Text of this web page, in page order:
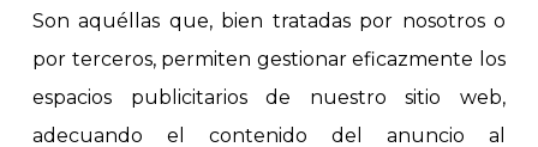
Son aquéllas que, bien tratadas por nosotros o
por terceros, permiten gestionar eficazmente los
espacios publicitarios de nuestro sitio web,
adecuando el contenido del anuncio al